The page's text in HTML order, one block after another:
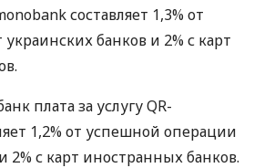
составляет 1,3% от
банков и 2% с карт
плата за услугу QR-
1,2% от успешной операции
2% с карт иностранных банков.